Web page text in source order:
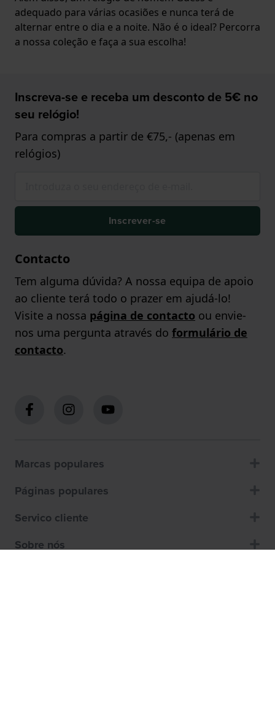
adequado para várias ocasiões e nunca terá de
alternar entre o dia e a noite. Não é o ideal? Percorra
a nossa coleção e faça a sua escolha!
Inscreva-se e receba um desconto de 5€ no
seu relógio!
Para compras a partir de €75,- (apenas em
relógios)
Inscrever-se
Contacto
Tem alguma dúvida? A nossa equipa de apoio
ao cliente terá todo o prazer em ajudá-lo!
Visite a nossa página de contacto ou envie-
nos uma pergunta através do formulário de
contacto.
Marcas populares
Páginas populares
Servico cliente
Sobre nós